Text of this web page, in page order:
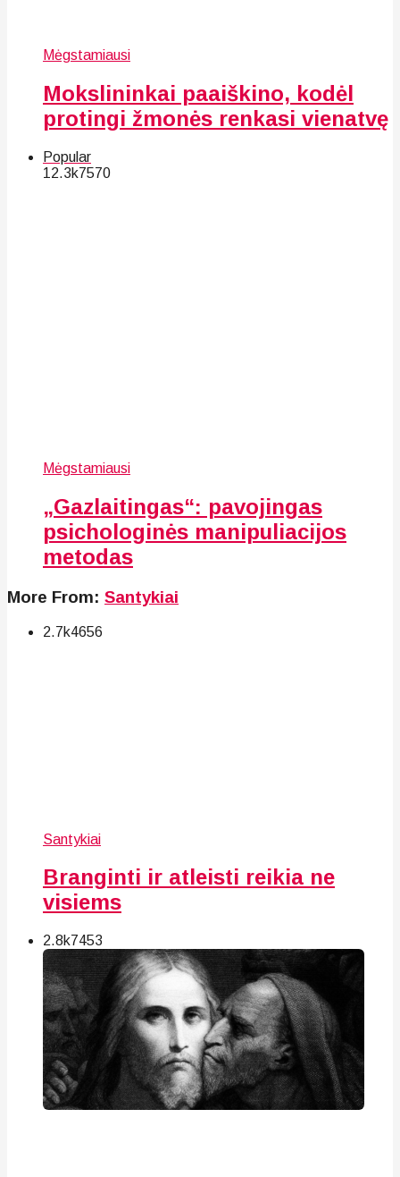
Mėgstamiausi
Mokslininkai paaiškino, kodėl
protingi žmonės renkasi vienatvę
Popular
12.3k7570
Mėgstamiausi
„Gazlaitingas“: pavojingas
psichologinės manipuliacijos
metodas
More From: Santykiai
2.7k4656
Santykiai
Branginti ir atleisti reikia ne
visiems
2.8k7453